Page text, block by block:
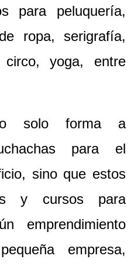
para peluquería,
ropa, serigrafía,
circo, yoga, entre
solo forma a
para el
sino que estos
y cursos para
emprendimiento
empresa,